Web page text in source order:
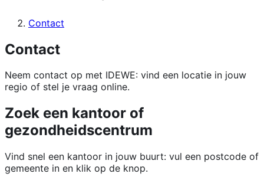
Contact
Contact
Neem contact op met IDEWE: vind een locatie in jouw
regio of stel je vraag online.
Zoek een kantoor of
gezondheidscentrum
Vind snel een kantoor in jouw buurt: vul een postcode of
gemeente in en klik op de knop.